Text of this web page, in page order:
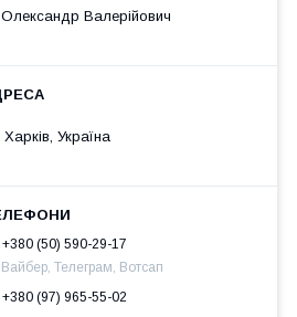
Олександр Валерійович
Харків, Україна
+380 (50) 590-29-17
Вайбер, Телеграм, Вотсап
+380 (97) 965-55-02